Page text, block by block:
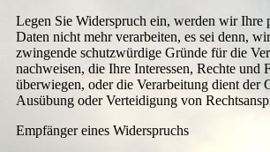
Legen Sie Widerspruch ein, werden wir Ihre
Daten nicht mehr verarbeiten, es sei denn,
zwingende schutzwürdige Gründe für die
nachweisen, die Ihre Interessen, Rechte und
überwiegen, oder die Verarbeitung dient der
Ausübung oder Verteidigung von
Empfänger eines Widerspruchs